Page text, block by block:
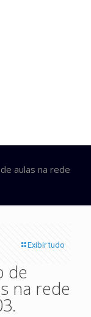
aulas na rede
Exibir tudo
de
na rede